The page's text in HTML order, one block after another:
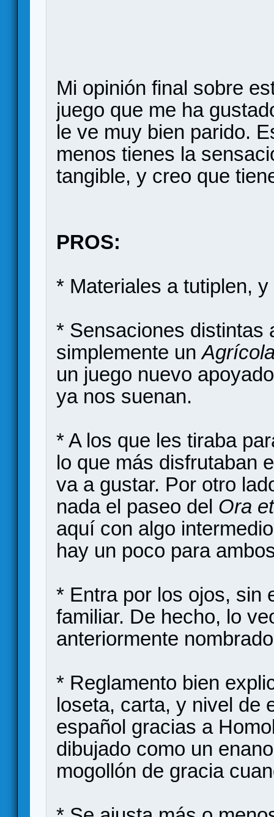
Mi opinión final sobre
juego que me ha
le ve muy bien parido.
menos tienes la
tangible, y creo que
PROS:
* Materiales a tutiplen,
* Sensaciones distintas
simplemente un
un juego nuevo
ya nos suenan.
* A los que les tiraba
lo que más disfrutaban
va a gustar. Por otro
nada el paseo del Ora
aquí con algo
hay un poco para
* Entra por los ojos, sin
familiar. De hecho, lo
anteriormente
* Reglamento bien
loseta, carta, y nivel de
español gracias a
dibujado como un
mogollón de gracia